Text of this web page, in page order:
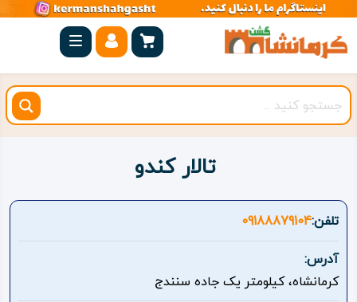
صفحه
اصلی
کرمانشاه
شهرستان
بیستون
روستاهای
هدف
تالار کندو
تلفن:09188879104
آدرس:
کرمانشاه، کیلومتر یک جاده سنندج